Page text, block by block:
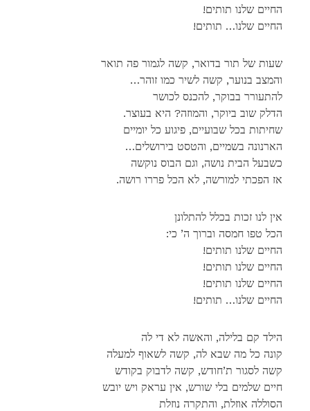
!החיים שלנו תותים
!החיים שלנו… תותים
שעות של תור בדואר, קשה לגמור פה תואר
…והמצב בנוער, קשה לשיר כמו זוהר
להתעורר בבוקר, להכנס לכושר
.הדלק שוב ביוקר, והמוזה? היא בעוצר
שחיתות בכל שבועיים, פיגוע כל יומיים
…הארנונה בשמיים, והטסט בירושלים
כשבעל הבית נושה, וגם הבוס נוקשה
.אז הפכתי למורשה, לא הכל פררו רושה
אין לנו זכות בכלל להתלונן
:הכל טפו חמסה וברוך ה’ כי
!החיים שלנו תותים
!החיים שלנו תותים
!החיים שלנו תותים
!החיים שלנו… תותים
הילד קם בלילה, והאשה לא די לה
קונה כל מה שבא לה, קשה לשאוף למעלה
קשה לסגור ת’חודש, קשה לדבוק בקודש
חיים שלמים בלי שורש, אין עראק ויש יובש
הסוללה אוזלת, והתקרה נוזלת